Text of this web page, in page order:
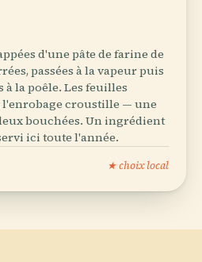
d'une pâte de farine de
passées à la vapeur puis
la poêle. Les feuilles
l'enrobage croustille — une
bouchées. Un ingrédient
ici toute l'année.
★ choix local